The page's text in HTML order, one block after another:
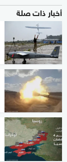
أخبار ذات صلة